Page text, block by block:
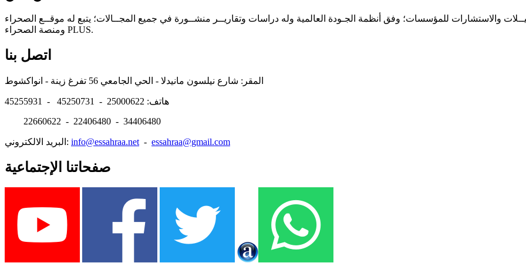
والاستشارات للمؤسسات؛ وفق أنظمة الجـودة العالمية وله دراسات وتقاريــر منشــورة في جميع المجــالات؛ يتبع له موقــع الصحراء
ومنصة الصحراء PLUS.
اتصل بنا
هاتف: 25000622 - 45250731 - 45255931
22660622 - 22406480 - 34406480
البريد الالكتروني: info@essahraa.net - essahraa@gmail.com
صفحاتنا الإجتماعية